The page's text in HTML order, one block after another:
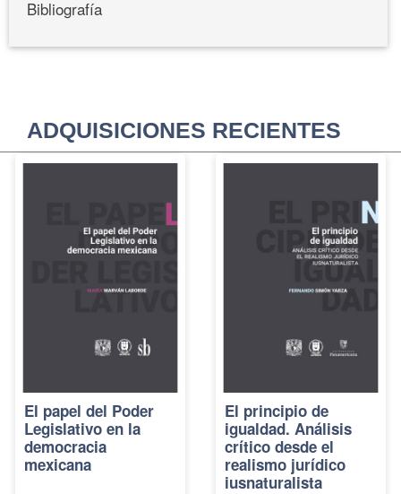
Bibliografía
ADQUISICIONES RECIENTES
El papel del Poder
Legislativo en la
democracia
mexicana
El principio de
igualdad. Análisis
crítico desde el
realismo jurídico
iusnaturalista